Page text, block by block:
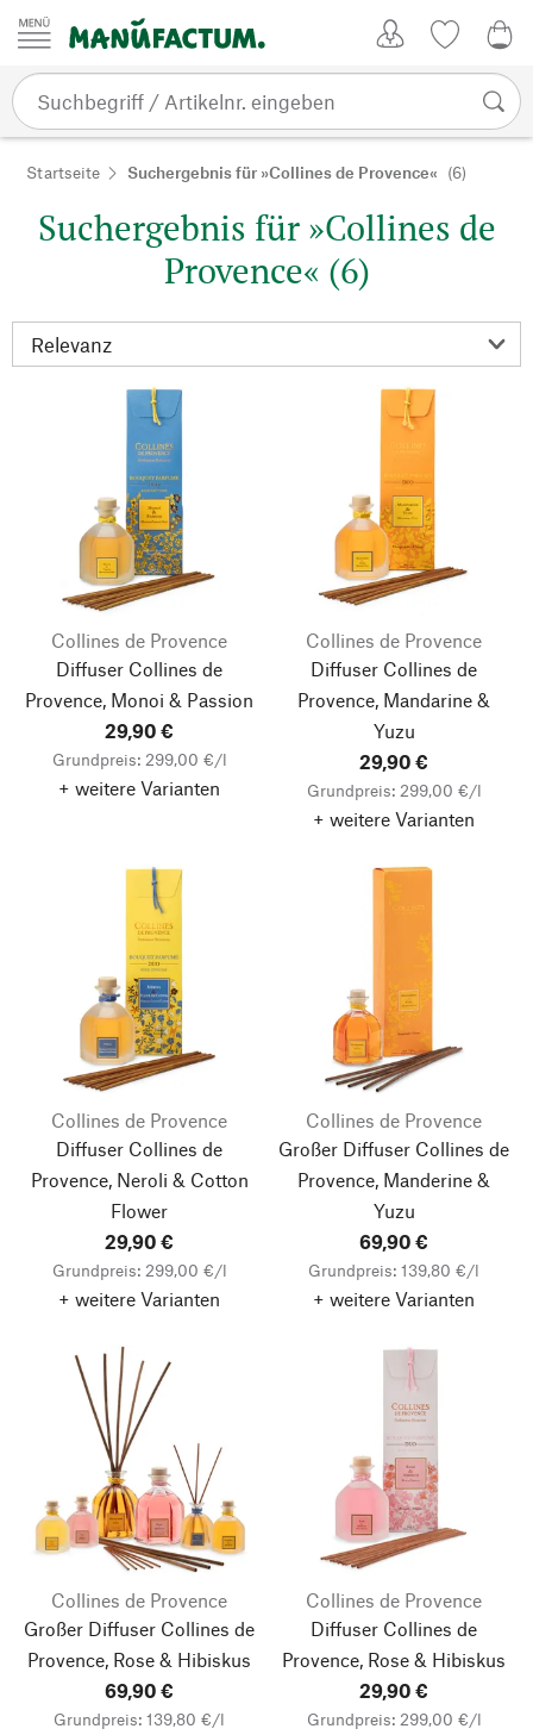
Zum Inhalt springen
Startseite Suchergebnis für »Collines de Provence« (6)
Suchergebnis für »Collines de
Provence« (6)
Collines de Provence
Diffuser Collines de
Provence, Monoi & Passion
29,90 €
Grundpreis: 299,00 €/l
+ weitere Varianten
Collines de Provence
Diffuser Collines de
Provence, Mandarine &
Yuzu
29,90 €
Grundpreis: 299,00 €/l
+ weitere Varianten
Collines de Provence
Diffuser Collines de
Provence, Neroli & Cotton
Flower
29,90 €
Grundpreis: 299,00 €/l
+ weitere Varianten
Collines de Provence
Großer Diffuser Collines de
Provence, Manderine &
Yuzu
69,90 €
Grundpreis: 139,80 €/l
+ weitere Varianten
Collines de Provence
Großer Diffuser Collines de
Provence, Rose & Hibiskus
69,90 €
Grundpreis: 139,80 €/l
Collines de Provence
Diffuser Collines de
Provence, Rose & Hibiskus
29,90 €
Grundpreis: 299,00 €/l